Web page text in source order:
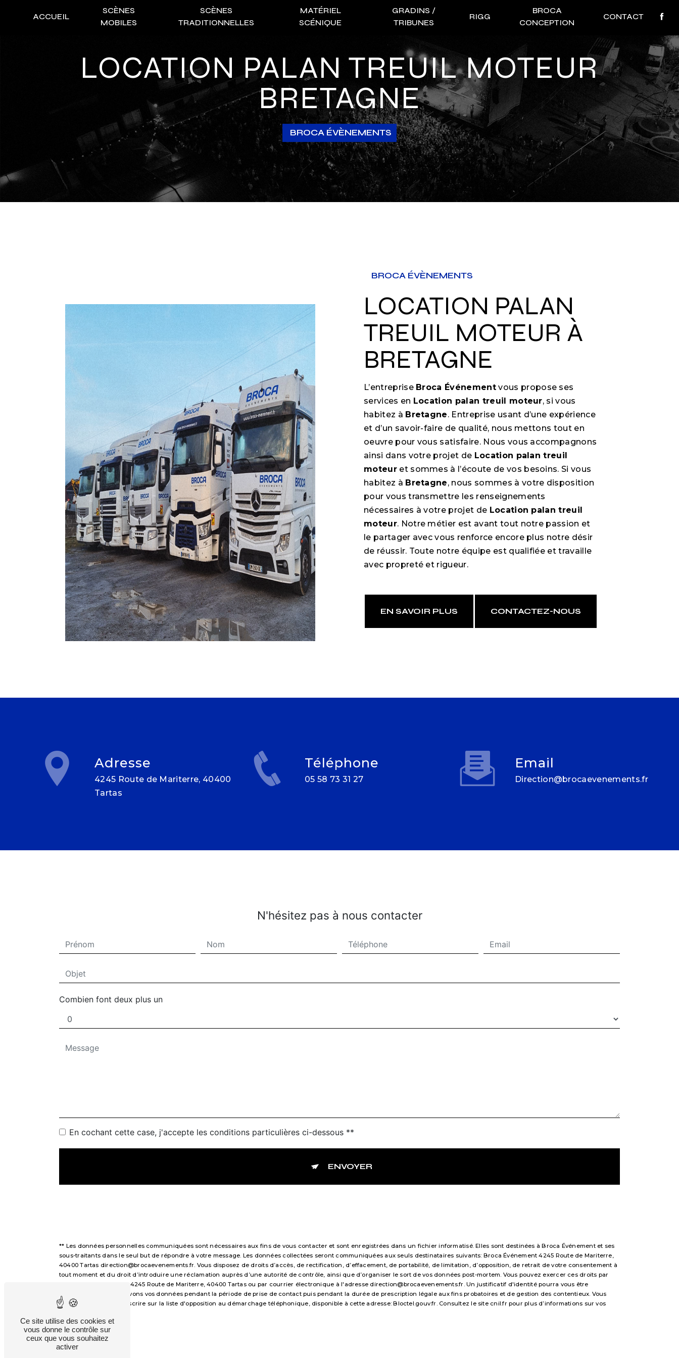
ACCUEIL
SCÈNES
MOBILES
SCÈNES
TRADITIONNELLES
MATÉRIEL
SCÉNIQUE
GRADINS /
TRIBUNES
RIGG
BROCA
CONCEPTION
CONTACT
LOCATION PALAN TREUIL MOTEUR
BRETAGNE
BROCA ÉVÈNEMENTS
BROCA ÉVÈNEMENTS
LOCATION PALAN
TREUIL MOTEUR À
BRETAGNE
L’entreprise Broca Événementvous propose ses
services en Location palan treuil moteur, si vous
habitez à Bretagne. Entreprise usant d’une expérience
et d’un savoir-faire de qualité, nous mettons tout en
oeuvre pour vous satisfaire. Nous vous accompagnons
ainsi dans votre projet de Location palan treuil
moteuret sommes à l’écoute de vos besoins. Si vous
habitez à Bretagne, nous sommes à votre disposition
pour vous transmettre les renseignements
nécessaires à votre projet de Location palan treuil
moteur. Notre métier est avant tout notre passion et
le partager avec vous renforce encore plus notre désir
de réussir. Toute notre équipe est qualifiée et travaille
avec propreté et rigueur.
EN SAVOIR PLUS CONTACTEZ-NOUS
Adresse
4245 Route de Mariterre, 40400
Tartas
Téléphone
05 58 73 31 27
Email
direction@brocaevenements.fr
N'hésitez pas à nous contacter
Combien font deux plus un
En cochant cette case, j'accepte les conditions particulières ci-dessous **
ENVOYER
** Les données personnelles communiquées sont nécessaires aux fins de vous contacter et sont enregistrées dans un fichier informatisé. Elles sont destinées à Broca Événement et ses
sous-traitants dans le seul but de répondre à votre message. Les données collectées seront communiquées aux seuls destinataires suivants: Broca Événement 4245 Route de Mariterre,
40400 Tartas direction@brocaevenements.fr. Vous disposez de droits d’accès, de rectification, d’effacement, de portabilité, de limitation, d’opposition, de retrait de votre consentement à
tout moment et du droit d’introduire une réclamation auprès d’une autorité de contrôle, ainsi que d’organiser le sort de vos données post-mortem. Vous pouvez exercer ces droits par
voie postale à l'adresse 4245 Route de Mariterre, 40400 Tartas ou par courrier électronique à l'adresse direction@brocaevenements.fr. Un justificatif d'identité pourra vous être
demandé. Nous conservons vos données pendant la période de prise de contact puis pendant la durée de prescription légale aux fins probatoires et de gestion des contentieux. Vous
avez le droit de vous inscrire sur la liste d'opposition au démarchage téléphonique, disponible à cette adresse:
Bloctel.gouv.fr. Consultez le site cnil.fr pour plus d’informations sur vos
Panneau de gestion des cookies
Ce site utilise des cookies et
vous donne le contrôle sur
ceux que vous souhaitez
activer